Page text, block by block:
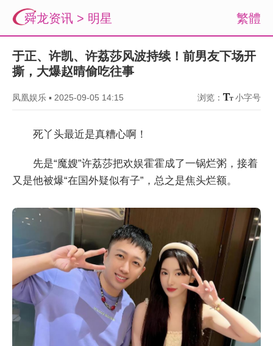
繁體
舜龙资讯 > 明星
于正、许凯、许荔莎风波持续！前男友下场开
撕，大爆赵晴偷吃往事
凤凰娱乐 ▪ 2025-09-05 14:15 浏览： 小字号
死丫头最近是真糟心啊！
先是“魔嫂”许荔莎把欢娱霍霍成了一锅烂粥，接着
又是他被爆“在国外疑似有子”，总之是焦头烂额。